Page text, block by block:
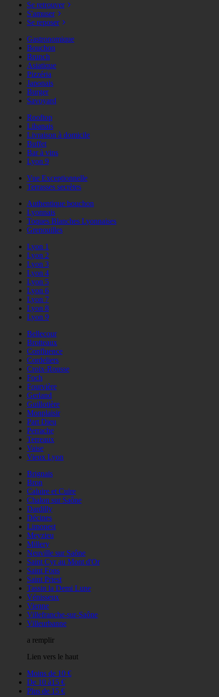
Se retrouver
S'amuser
Se reposer
Gastronomique
Bouchon
Brunch
Asiatique
Pizzéria
Japonais
Burger
Savoyard
Rooftop
Libanais
Livraison à domicile
Buffet
Bar à vins
Lyon 9
Vue Exceptionnelle
Terrasses secrètes
Authentique bouchon
Lyonnais
Toques Blanches Lyonnaises
Grenouilles
Lyon 1
Lyon 2
Lyon 3
Lyon 4
Lyon 5
Lyon 6
Lyon 7
Lyon 8
Lyon 9
Bellecour
Brotteaux
Confluence
Cordeliers
Croix-Rousse
Foch
Fourvière
Gerland
Guillotière
Monplaisir
Part Dieu
Perrache
Terreaux
Vaise
Vieux Lyon
Brignais
Bron
Caluire et Cuire
Chalon sur Saône
Dardilly
Décines
Limonest
Meyzieu
Millery
Neuville sur Saône
Saint Cyr au Mont d'Or
Saint Fons
Saint Priest
Tassin la Demi Lune
Vénisseux
Vienne
Villefranche-sur-Saône
Villeurbanne
a remplir
Lien vers le haut
Moins de 10 €
De 10 à15 €
Plus de 15 €